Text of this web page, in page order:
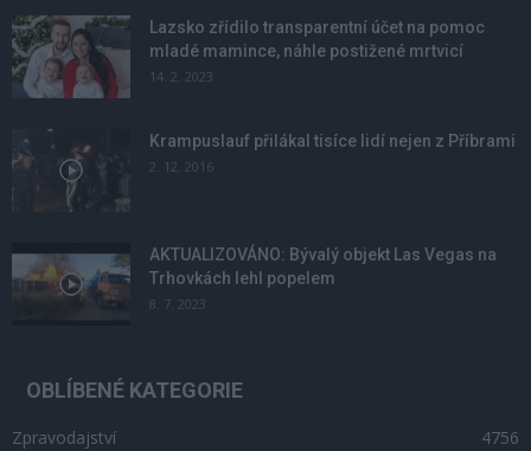
Lazsko zřídilo transparentní účet na pomoc
mladé mamince, náhle postižené mrtvicí
14. 2. 2023
Krampuslauf přilákal tisíce lidí nejen z Příbrami
2. 12. 2016
AKTUALIZOVÁNO: Bývalý objekt Las Vegas na
Trhovkách lehl popelem
8. 7. 2023
OBLÍBENÉ KATEGORIE
Zpravodajství
4756